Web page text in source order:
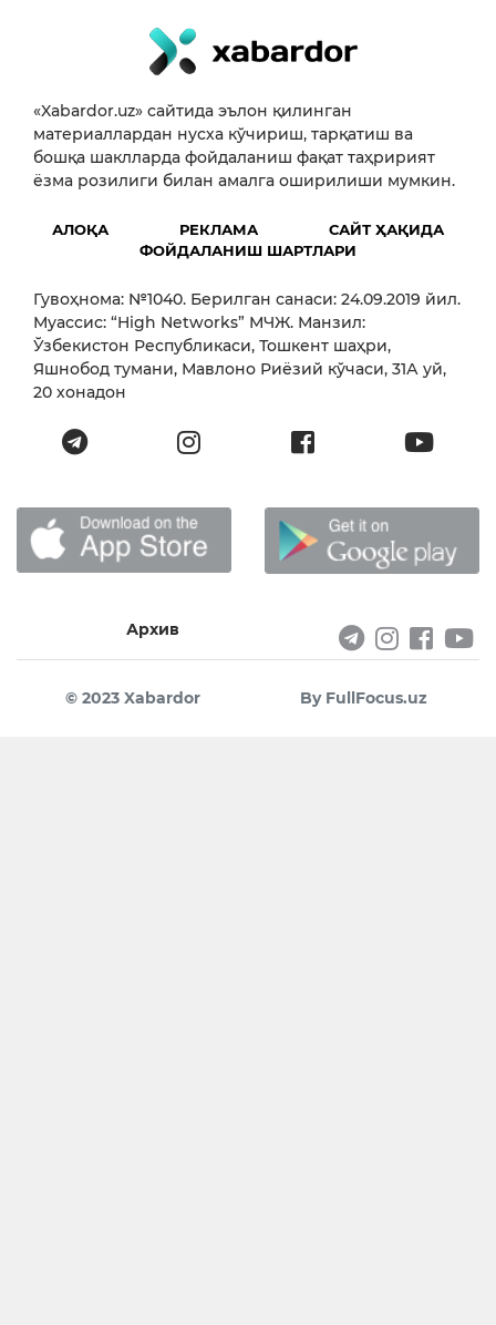
«Xabardor.uz» сайтида эълон қилинган
материаллардан нусха кўчириш, тарқатиш ва
бошқа шаклларда фойдаланиш фақат таҳририят
ёзма розилиги билан амалга оширилиши мумкин.
АЛОҚА РЕКЛАМА
САЙТ ҲАҚИДА
ФОЙДАЛАНИШ ШАРТЛАРИ
Гувоҳнома: №1040. Берилган санаси: 24.09.2019 йил.
Муассис: “High Networks” МЧЖ. Манзил:
Ўзбекистон Республикаси, Тошкент шаҳри,
Яшнобод тумани, Мавлоно Риёзий кўчаси, 31А уй,
20 хонадон
Архив
© 2023 Xabardor By FullFocus.uz